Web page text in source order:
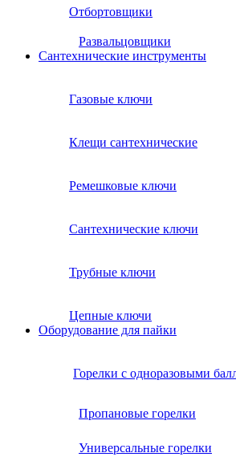
Отбортовщики
Развальцовщики
Сантехнические инcтрументы
Газовые ключи
Клещи сантехнические
Ремешковые ключи
Сантехнические ключи
Трубные ключи
Цепные ключи
Оборудование для пайки
Горелки с одноразовыми
Пропановые горелки
Универсальные горелки